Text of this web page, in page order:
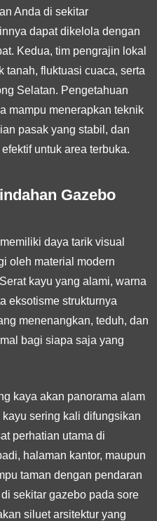
Anda di sekitar
dapat dikelola dengan
Kedua, tim pengrajin lokal
tanah, fluktuasi cuaca, serta
Selatan. Pengetahuan
mampu menerapkan teknik
pasak yang stabil, dan
untuk area terbuka.
Gazebo
daya tarik visual
oleh material modern
kayu yang alami, warna
eksotisme strukturnya
menenangkan, teduh, dan
bagi siapa saja yang
kaya akan panorama alam
sering kali difungsikan
perhatian utama di
halaman kantor, maupun
taman dengan pendaran
sekitar gazebo pada sore
siluet arsitektur yang